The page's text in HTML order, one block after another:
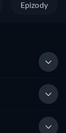
Epizody